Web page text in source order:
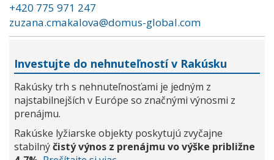
+420 775 971 247
zuzana.cmakalova@domus-global.com
Investujte do nehnuteľností v Rakúsku
Rakúsky trh s nehnuteľnosťami je jedným z
najstabilnejších v Európe so značnými výnosmi z
prenájmu.
Rakúske lyžiarske objekty poskytujú zvyčajne
stabilnýčistý výnos z prenájmu vo výške približne